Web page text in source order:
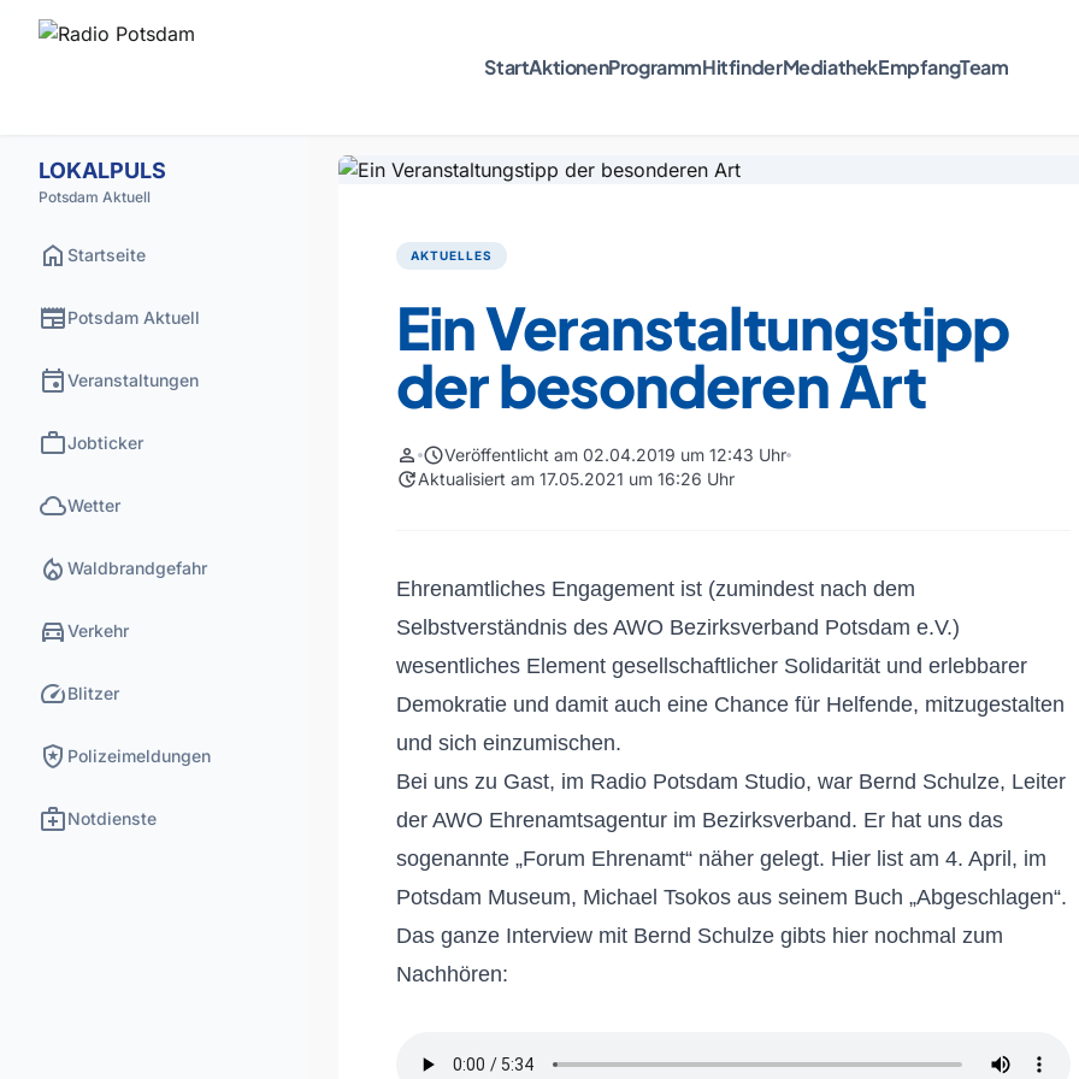
StartAktionenProgrammHitfinderMediathekEmpfangTeam
LOKALPULS
Potsdam Aktuell
home Startseite
newspaperPotsdam Aktuell
eventVeranstaltungen
workJobticker
cloudWetter
local_fire_department Waldbrandgefahr
directions_carVerkehr
speedBlitzer
local_police Polizeimeldungen
medical_servicesNotdienste
AKTUELLES
Ein Veranstaltungstipp
der besonderen Art
person scheduleVeröffentlicht am 02.04.2019 um 12:43 Uhr
updateAktualisiert am 17.05.2021 um 16:26 Uhr
Ehrenamtliches Engagement ist (zumindest nach dem
Selbstverständnis des AWO Bezirksverband Potsdam e.V.)
wesentliches Element gesellschaftlicher Solidarität und erlebbarer
Demokratie und damit auch eine Chance für Helfende, mitzugestalten
und sich einzumischen.
Bei uns zu Gast, im Radio Potsdam Studio, war Bernd Schulze, Leiter
der AWO Ehrenamtsagentur im Bezirksverband. Er hat uns das
sogenannte „Forum Ehrenamt“ näher gelegt. Hier list am 4. April, im
Potsdam Museum, Michael Tsokos aus seinem Buch „Abgeschlagen“.
Das ganze Interview mit Bernd Schulze gibts hier nochmal zum
Nachhören: